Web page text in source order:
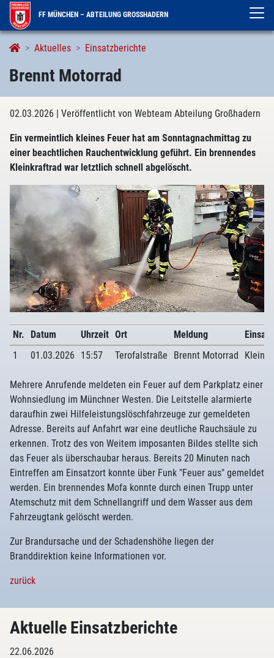
FF MÜNCHEN – ABTEILUNG GROSSHADERN
Aktuelles Einsatzberichte
Brennt Motorrad
02.03.2026 | Veröffentlicht von Webteam Abteilung Großhadern
Ein vermeintlich kleines Feuer hat am Sonntagnachmittag zu
einer beachtlichen Rauchentwicklung geführt. Ein brennendes
Kleinkraftrad war letztlich schnell abgelöscht.
Nr. Datum Uhrzeit Ort Meldung
1
01.03.2026 15:57 Terofalstraße Brennt Motorrad
Mehrere Anrufende meldeten ein Feuer auf dem Parkplatz einer
Wohnsiedlung im Münchner Westen. Die Leitstelle alarmierte
daraufhin zwei Hilfeleistungslöschfahrzeuge zur gemeldeten
Adresse. Bereits auf Anfahrt war eine deutliche Rauchsäule zu
erkennen. Trotz des von Weitem imposanten Bildes stellte sich
das Feuer als überschaubar heraus. Bereits 20 Minuten nach
Eintreffen am Einsatzort konnte über Funk "Feuer aus" gemeldet
werden. Ein brennendes Mofa konnte durch einen Trupp unter
Atemschutz mit dem Schnellangriff und dem Wasser aus dem
Fahrzeugtank gelöscht werden.
Zur Brandursache und der Schadenshöhe liegen der
Branddirektion keine Informationen vor.
zurück
Aktuelle Einsatzberichte
22.06.2026